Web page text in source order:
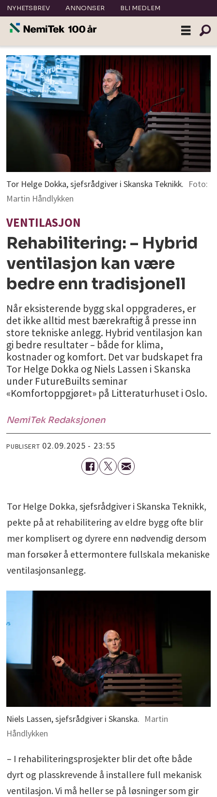
NYHETSBREV ANNONSER BLI MEDLEM
Tor Helge Dokka, sjefsrådgiver i Skanska Teknikk. Foto:
Martin Håndlykken
VENTILASJON
Rehabilitering: – Hybrid
ventilasjon kan være
bedre enn tradisjonell
Når eksisterende bygg skal oppgraderes, er
det ikke alltid mest bærekraftig å presse inn
store tekniske anlegg. Hybrid ventilasjon kan
gi bedre resultater – både for klima,
kostnader og komfort. Det var budskapet fra
Tor Helge Dokka og Niels Lassen i Skanska
under FutureBuilts seminar
«Komfortoppgjøret» på Litteraturhuset i Oslo.
NemiTek Redaksjonen
PUBLISERT 02.09.2025 - 23:55
Tor Helge Dokka, sjefsrådgiver i Skanska Teknikk,
pekte på at rehabilitering av eldre bygg ofte blir
mer komplisert og dyrere enn nødvendig dersom
man forsøker å ettermontere fullskala mekaniske
ventilasjonsanlegg.
Niels Lassen, sjefsrådgiver i Skanska. Martin
Håndlykken
– I rehabiliteringsprosjekter blir det ofte både
dyrt og plasskrevende å installere full mekanisk
ventilasjon. Vi må heller se på løsninger som gir